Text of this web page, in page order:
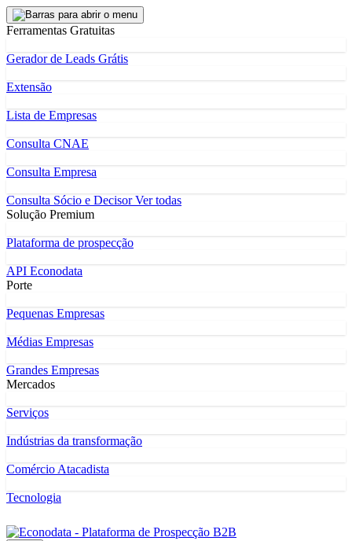
Ferramentas Gratuitas
Gerador de Leads Grátis
Extensão
Lista de Empresas
Consulta CNAE
Consulta Empresa
Consulta Sócio e DecisorVer todas
Solução Premium
Plataforma de prospecção
API Econodata
Porte
Pequenas Empresas
Médias Empresas
Grandes Empresas
Mercados
Serviços
Indústrias da transformação
Comércio Atacadista
Tecnologia